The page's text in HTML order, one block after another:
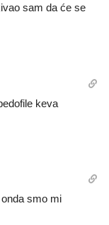
sam da će se
keva
smo mi